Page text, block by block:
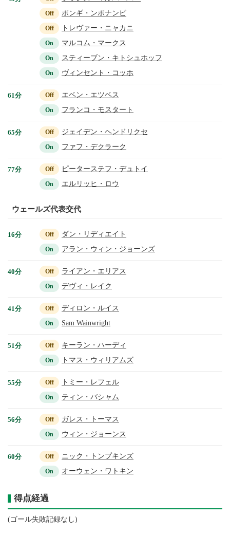
Off ボンギ・ンボナンビ
Off トレヴァー・ニャカニ
On マルコム・マークス
On スティーブン・キトシュホッフ
On ヴィンセント・コッホ
61分 Off エベン・エツベス
On フランコ・モスタート
65分 Off ジェイデン・ヘンドリクセ
On ファフ・デクラーク
77分 Off ピーターステフ・デュトイ
On エルリッヒ・ロウ
ウェールズ代表交代
16分 Off ダン・リディエイト
On アラン・ウィン・ジョーンズ
40分 Off ライアン・エリアス
On デヴィ・レイク
41分 Off ディロン・ルイス
On Sam Wainwright
51分 Off キーラン・ハーディ
On トマス・ウィリアムズ
55分 Off トミー・レフェル
On ティン・バシャム
56分 Off ガレス・トーマス
On ウィン・ジョーンス
60分 Off ニック・トンプキンズ
On オーウェン・ワトキン
得点経過
(ゴール失敗記録なし)